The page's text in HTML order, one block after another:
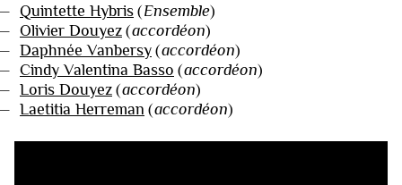
Quintette Hybris (Ensemble)
Olivier Douyez (accordéon)
Daphnée Vanbersy (accordéon)
Cindy Valentina Basso (accordéon)
Loris Douyez (accordéon)
Laetitia Herreman (accordéon)